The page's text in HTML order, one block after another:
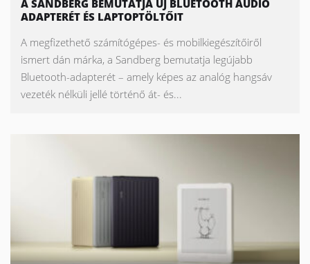
A SANDBERG BEMUTATJA ÚJ BLUETOOTH AUDIÓ
ADAPTERÉT ÉS LAPTOPTÖLTŐIT
A megfizethető számítógépes- és mobilkiegészítőiről
ismert dán márka, a Sandberg bemutatja legújabb
Bluetooth-adapterét – amely képes az analóg hangsáv
vezeték nélküli jellé történő át- és...